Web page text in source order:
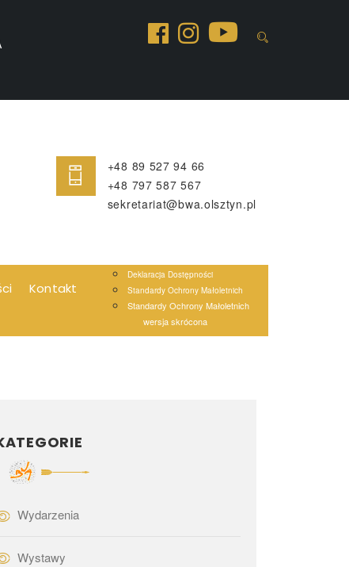
+48 89 527 94 66
+48 797 587 567
sekretariat@bwa.olsztyn.pl
Kontakt
Deklaracja Dostępności
Standardy Ochrony Małoletnich
Standardy Ochrony Małoletnich
wersja skrócona
Wydarzenia
Wystawy